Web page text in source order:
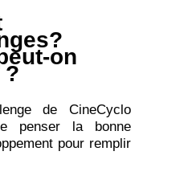
on
?
de CineCyclo
penser la bonne
pour remplir